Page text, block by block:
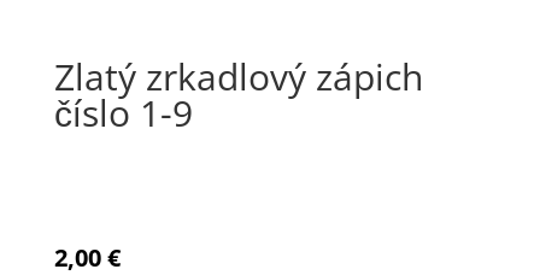
Zlatý zrkadlový zápich
číslo 1-9
2,00€